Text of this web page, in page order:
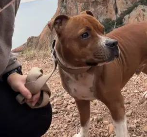
vous apporte une vraie
anxieux quand vous n’êtes pas là ?
Pour
promenade se fait à leur rythme et vous
grâce au GPS.
la promenade
réel l’itinéraire de votre chien sur la carte et
durée une fois la promenade terminée.